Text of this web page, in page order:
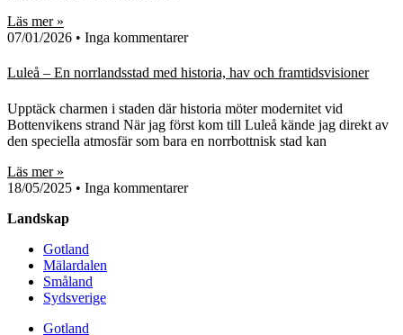
Läs mer »
07/01/2026
Inga kommentarer
Luleå – En norrlandsstad med historia, hav och framtidsvisioner
Upptäck charmen i staden där historia möter modernitet vid
Bottenvikens strand När jag först kom till Luleå kände jag direkt av
den speciella atmosfär som bara en norrbottnisk stad kan
Läs mer »
18/05/2025
Inga kommentarer
Landskap
Gotland
Mälardalen
Småland
Sydsverige
Gotland